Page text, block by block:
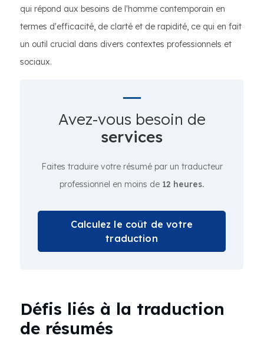
qui répond aux besoins de l'homme contemporain en
termes d'efficacité, de clarté et de rapidité, ce qui en fait
un outil crucial dans divers contextes professionnels et
sociaux.
Avez-vous besoin de
services
Faites traduire votre résumé par un traducteur
professionnel en moins de 12 heures.
Calculez le coût de votre
traduction
Défis liés à la traduction
de résumés